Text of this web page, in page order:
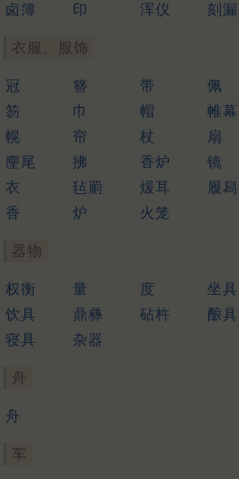
卤簿 印 浑仪 刻漏
衣服、服饰
冠 簪 带 佩
笏
巾 帽 帷幕
幌
帘 杖 扇
麈尾
拂 香炉 镜
衣
毡罽 煖耳 履舄
香
炉 火笼
器物
权衡 量 度 坐具
饮具
鼎彝 砧杵 酿具
寝具
杂器
舟
舟
车